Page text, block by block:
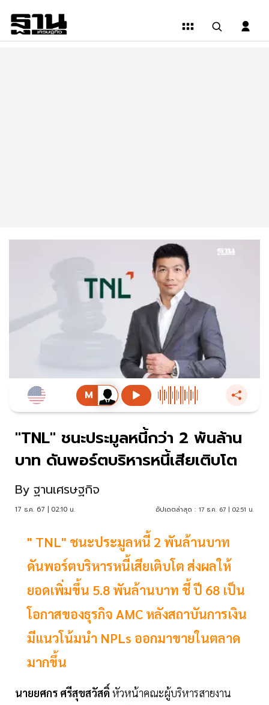
"TNL" ชนะประมูลหนี้กว่า 2 พันล้าน
บาท ดันพอร์ตบริหารหนี้เสียเติบโต
By ฐานเศรษฐกิจ
17 ธ.ค. 67 | 02:10 น. อัปเดตล่าสุด : 17 ธ.ค. 67 | 02:51 น.
" TNL" ชนะประมูลหนี้ 2 พันล้านบาท
ดันพอร์ตบริหารหนี้เสียเติบโต ส่งผลให้
ยอดเพิ่มขึ้น 5.8 พันล้านบาท ชี้ ปี 68 เป็น
โอกาสของธุรกิจ AMC หลังสถาบันการเงิน
มีแนวโน้มนำ NPLs ออกมาขายในตลาด
มากขึ้น
นายยศกร ศรีสุขสวัสดิ์ หัวหน้าคณะผู้บริหารสายงาน